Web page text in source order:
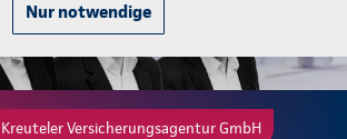
Nur notwendige
Versicherungsagentur GmbH